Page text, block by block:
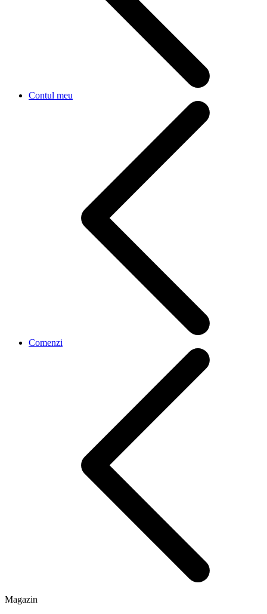
Contul meu
Comenzi
Magazin